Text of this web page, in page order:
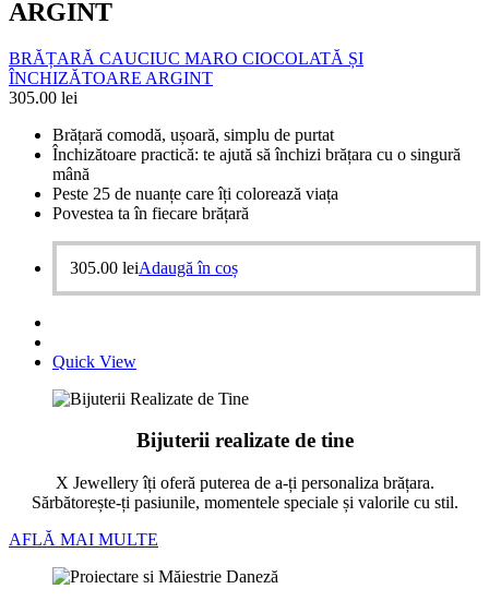
ARGINT
BRĂȚARĂ CAUCIUC MARO CIOCOLATĂ ȘI
ÎNCHIZĂTOARE ARGINT
305.00 lei
Brățară comodă, ușoară, simplu de purtat
Închizătoare practică: te ajută să închizi brățara cu o singură
mână
Peste 25 de nuanțe care îți colorează viața
Povestea ta în fiecare brățară
305.00 leiAdaugă în coș
Quick View
Bijuterii realizate de tine
X Jewellery îți oferă puterea de a-ți personaliza brățara.
Sărbătorește-ți pasiunile, momentele speciale și valorile cu stil.
AFLĂ MAI MULTE